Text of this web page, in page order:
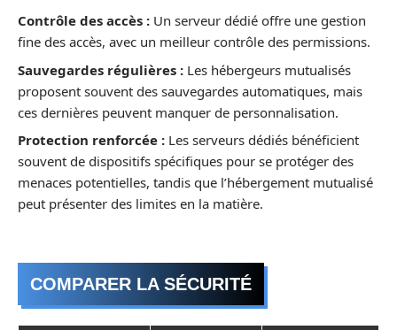
Contrôle des accès : Un serveur dédié offre une gestion
fine des accès, avec un meilleur contrôle des permissions.
Sauvegardes régulières : Les hébergeurs mutualisés
proposent souvent des sauvegardes automatiques, mais
ces dernières peuvent manquer de personnalisation.
Protection renforcée : Les serveurs dédiés bénéficient
souvent de dispositifs spécifiques pour se protéger des
menaces potentielles, tandis que l’hébergement mutualisé
peut présenter des limites en la matière.
COMPARER LA SÉCURITÉ